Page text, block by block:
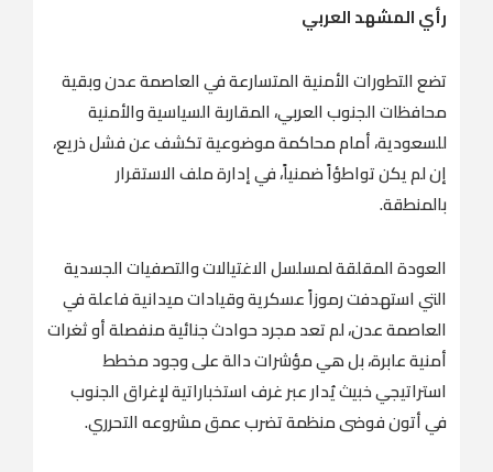
رأي المشهد العربي
تضع التطورات الأمنية المتسارعة في العاصمة عدن وبقية
محافظات الجنوب العربي، المقاربة السياسية والأمنية
للسعودية، أمام محاكمة موضوعية تكشف عن فشل ذريع،
إن لم يكن تواطؤاً ضمنياً، في إدارة ملف الاستقرار
بالمنطقة.
العودة المقلقة لمسلسل الاغتيالات والتصفيات الجسدية
التي استهدفت رموزاً عسكرية وقيادات ميدانية فاعلة في
العاصمة عدن، لم تعد مجرد حوادث جنائية منفصلة أو ثغرات
أمنية عابرة، بل هي مؤشرات دالة على وجود مخطط
استراتيجي خبيث يُدار عبر غرف استخباراتية لإغراق الجنوب
في أتون فوضى منظمة تضرب عمق مشروعه التحرري.